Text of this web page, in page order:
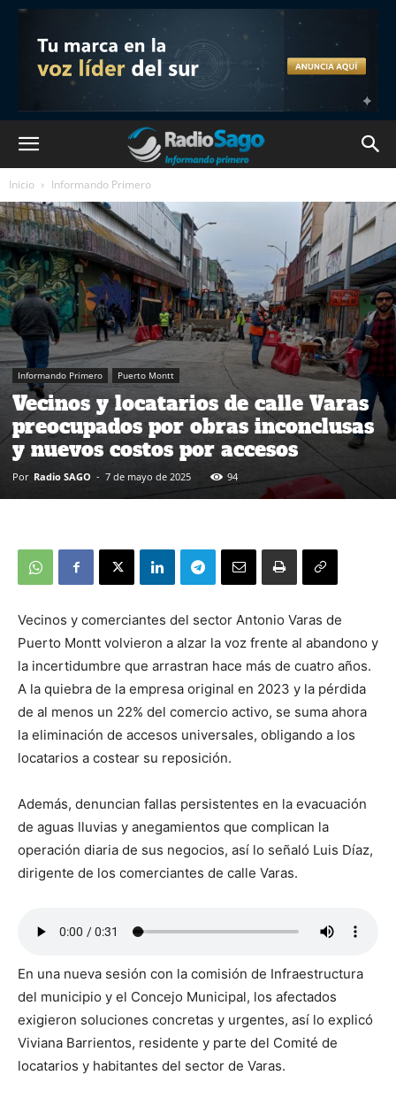
Inicio Informando Primero
Informando Primero Puerto Montt
Vecinos y locatarios de calle Varas
preocupados por obras inconclusas
y nuevos costos por accesos
Por Radio SAGO - 7 de mayo de 2025 94
Vecinos y comerciantes del sector Antonio Varas de
Puerto Montt volvieron a alzar la voz frente al abandono y
la incertidumbre que arrastran hace más de cuatro años.
A la quiebra de la empresa original en 2023 y la pérdida
de al menos un 22% del comercio activo, se suma ahora
la eliminación de accesos universales, obligando a los
locatarios a costear su reposición.
Además, denuncian fallas persistentes en la evacuación
de aguas lluvias y anegamientos que complican la
operación diaria de sus negocios, así lo señaló Luis Díaz,
dirigente de los comerciantes de calle Varas.
En una nueva sesión con la comisión de Infraestructura
del municipio y el Concejo Municipal, los afectados
exigieron soluciones concretas y urgentes, así lo explicó
Viviana Barrientos, residente y parte del Comité de
locatarios y habitantes del sector de Varas.